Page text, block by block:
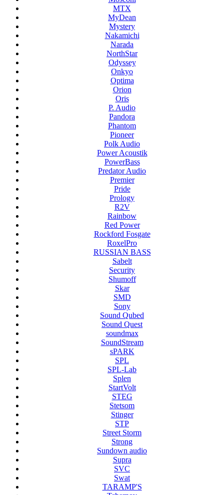
MTX
MyDean
Mystery
Nakamichi
Narada
NorthStar
Odyssey
Onkyo
Optima
Orion
Oris
P. Audio
Pandora
Phantom
Pioneer
Polk Audio
Power Acoustik
PowerBass
Predator Audio
Premier
Pride
Prology
R2V
Rainbow
Red Power
Rockford Fosgate
RoxelPro
RUSSIAN BASS
Sabelt
Security
Shumoff
Skar
SMD
Sony
Sound Qubed
Sound Quest
soundmax
SoundStream
sPARK
SPL
SPL-Lab
Splen
StartVolt
STEG
Stetsom
Stinger
STP
Street Storm
Strong
Sundown audio
Supra
SVC
Swat
TARAMP'S